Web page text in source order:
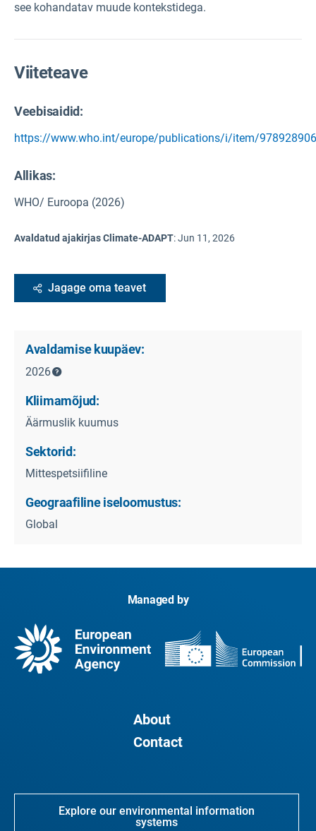
see kohandatav muude kontekstidega.
Viiteteave
Veebisaidid:
https://www.who.int/europe/publications/i/item/
Allikas:
WHO/ Euroopa (2026)
Avaldatud ajakirjas Climate-ADAPT:Jun 11, 2026
Jagage oma teavet
Avaldamise kuupäev:
2026
Kliimamõjud:
Äärmuslik kuumus
Sektorid:
Mittespetsiifiline
Geograafiline iseloomustus:
Global
Managed by
About
Contact
Explore our environmental information
systems